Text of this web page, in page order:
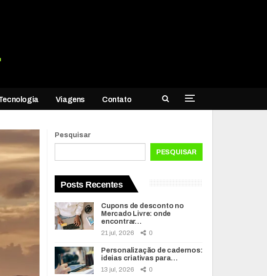
Viagens Contato
Pesquisar
PESQUISAR
Posts Recentes
Cupons de desconto no
Mercado Livre: onde
encontrar…
21 jul, 2026 0
Personalização de cadernos:
ideias criativas para…
13 jul, 2026 0